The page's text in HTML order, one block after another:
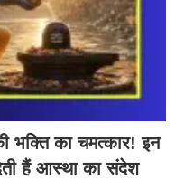
भक्ति का चमत्कार! इन
हैं आस्था का संदेश